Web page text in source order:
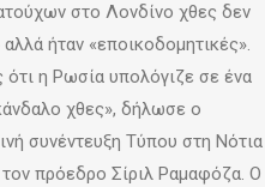
στο Λονδίνο χθες δεν
ήταν «εποικοδομητικές».
ότι η Ρωσία υπολόγιζε σε ένα
χθες», δήλωσε ο
συνέντευξη Τύπου στη Νότια
πρόεδρο Σίριλ Ραμαφόζα. Ο